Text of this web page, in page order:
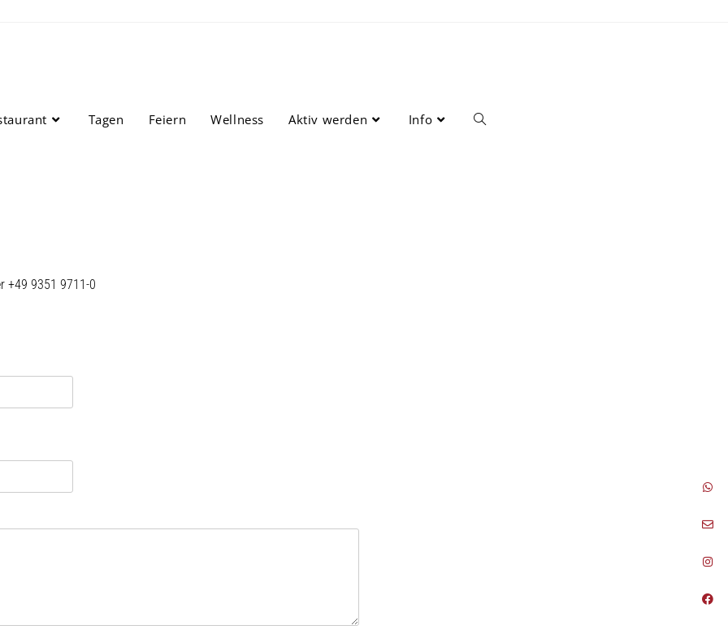
Tagen Feiern Wellness Aktiv werden Info
+49 9351 9711-0